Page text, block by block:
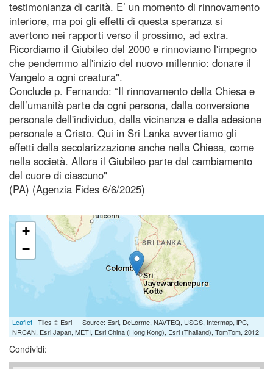
testimonianza di carità. E’ un momento di rinnovamento
interiore, ma poi gli effetti di questa speranza si
avertono nei rapporti verso il prossimo, ad extra.
Ricordiamo il Giubileo del 2000 e rinnoviamo l'impegno
che pendemmo all'inizio del nuovo millennio: donare il
Vangelo a ogni creatura".
Conclude p. Fernando: “Il rinnovamento della Chiesa e
dell’umanità parte da ogni persona, dalla conversione
personale dell'individuo, dalla vicinanza e dalla adesione
personale a Cristo. Qui in Sri Lanka avvertiamo gli
effetti della secolarizzazione anche nella Chiesa, come
nella società. Allora il Giubileo parte dal cambiamento
del cuore di ciascuno"
(PA) (Agenzia Fides 6/6/2025)
+
−
Leaflet | Tiles © Esri — Source: Esri, DeLorme, NAVTEQ, USGS, Intermap, iPC,
NRCAN, Esri Japan, METI, Esri China (Hong Kong), Esri (Thailand), TomTom, 2012
Condividi: